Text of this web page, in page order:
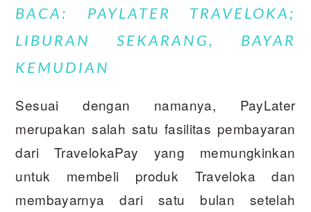
BACA: PAYLATER TRAVELOKA;
LIBURAN SEKARANG, BAYAR
KEMUDIAN
Sesuai dengan namanya, PayLater
merupakan salah satu fasilitas pembayaran
dari TravelokaPay yang memungkinkan
untuk membeli produk Traveloka dan
membayarnya dari satu bulan setelah